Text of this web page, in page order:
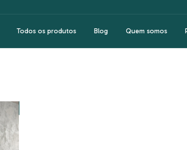
Todos os produtos Blog Quem somos